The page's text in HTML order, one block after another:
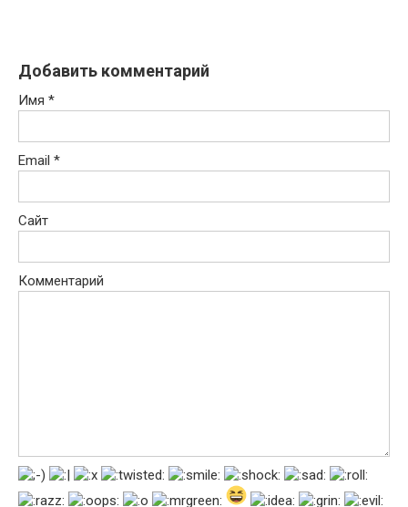
Добавить комментарий
Имя *
Email *
Сайт
Комментарий